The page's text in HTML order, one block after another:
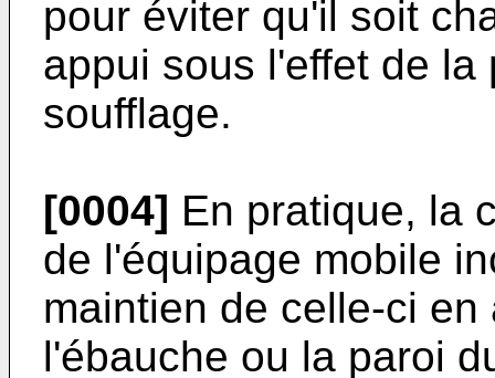
pour éviter qu'il soit
appui sous l'effet de
soufflage.
[0004] En pratique, la
de l'équipage mobile
maintien de celle-ci
l'ébauche ou la paroi